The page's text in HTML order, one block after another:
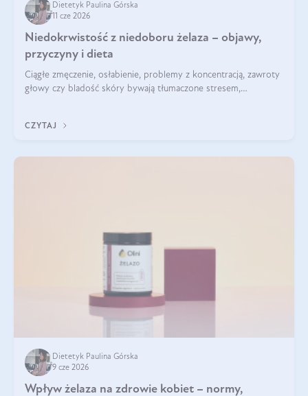
Dietetyk Paulina Górska
11 cze 2026
Niedokrwistość z niedoboru żelaza – objawy,
przyczyny i dieta
Ciągłe zmęczenie, osłabienie, problemy z koncentracją, zawroty
głowy czy bladość skóry bywają tłumaczone stresem,
CZYTAJ
Dietetyk Paulina Górska
9 cze 2026
Wpływ żelaza na zdrowie kobiet – normy,